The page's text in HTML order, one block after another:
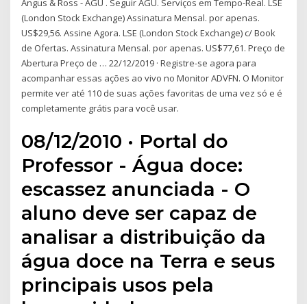
Angus & Ross - AGU . Seguir AGU. Serviços em Tempo-Real. LSE
(London Stock Exchange) Assinatura Mensal. por apenas.
US$29,56. Assine Agora. LSE (London Stock Exchange) c/ Book
de Ofertas. Assinatura Mensal. por apenas. US$77,61. Preço de
Abertura Preço de … 22/12/2019 · Registre-se agora para
acompanhar essas ações ao vivo no Monitor ADVFN. O Monitor
permite ver até 110 de suas ações favoritas de uma vez só e é
completamente grátis para você usar.
08/12/2010 · Portal do
Professor - Água doce:
escassez anunciada - O
aluno deve ser capaz de
analisar a distribuição da
água doce na Terra e seus
principais usos pela